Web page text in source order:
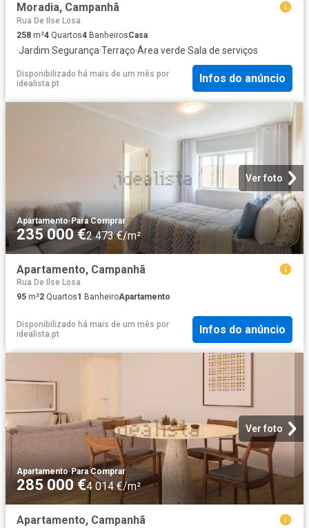
Moradia, Campanhã
Rua De Ilse Losa
258 m²4 Quartos4 BanheirosCasa
·Jardim·Segurança·Terraço·Área verde·Sala de serviços
Disponibilizado há mais de um mês por
idealista.pt
Infos do anúncio
Ver foto
Apartamento·Para Comprar
235 000 €2 473 €/m²
Apartamento, Campanhã
Rua De Ilse Losa
95 m²2 Quartos1 BanheiroApartamento
Disponibilizado há mais de um mês por
idealista.pt
Infos do anúncio
Ver foto
Apartamento·Para Comprar
285 000 €4 014 €/m²
Apartamento, Campanhã